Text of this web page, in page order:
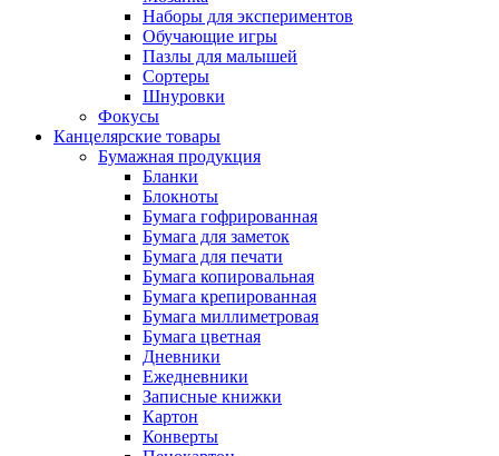
Наборы для экспериментов
Обучающие игры
Пазлы для малышей
Сортеры
Шнуровки
Фокусы
Канцелярские товары
Бумажная продукция
Бланки
Блокноты
Бумага гофрированная
Бумага для заметок
Бумага для печати
Бумага копировальная
Бумага крепированная
Бумага миллиметровая
Бумага цветная
Дневники
Ежедневники
Записные книжки
Картон
Конверты